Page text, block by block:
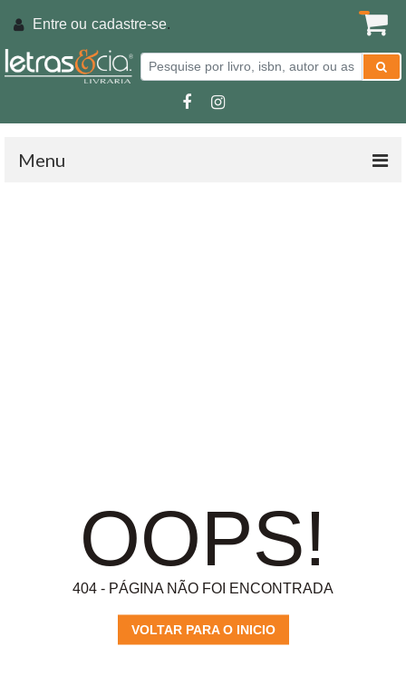
Entre ou cadastre-se.
Menu
OOPS!
404 - PÁGINA NÃO FOI ENCONTRADA
VOLTAR PARA O INICIO